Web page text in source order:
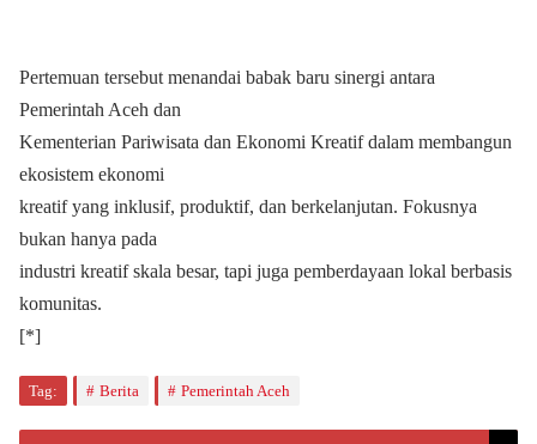
Pertemuan tersebut menandai babak baru sinergi antara
Pemerintah Aceh dan
Kementerian Pariwisata dan Ekonomi Kreatif dalam membangun
ekosistem ekonomi
kreatif yang inklusif, produktif, dan berkelanjutan. Fokusnya
bukan hanya pada
industri kreatif skala besar, tapi juga pemberdayaan lokal berbasis
komunitas.
[*]
Tag: Berita Pemerintah Aceh